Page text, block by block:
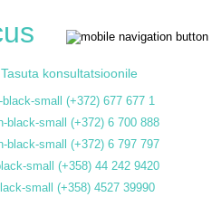
Tasuta konsultatsioonile
(+372) 677 677 1
(+372) 6 700 888
(+372) 6 797 797
(+358) 44 242 9420
(+358) 4527 39990